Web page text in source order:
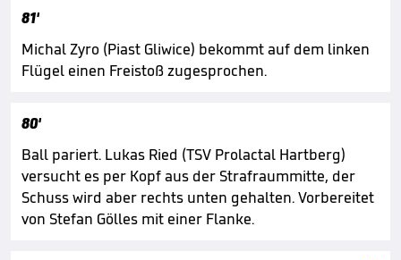
81'
Michal Zyro (Piast Gliwice) bekommt auf dem linken
Flügel einen Freistoß zugesprochen.
80'
Ball pariert. Lukas Ried (TSV Prolactal Hartberg)
versucht es per Kopf aus der Strafraummitte, der
Schuss wird aber rechts unten gehalten. Vorbereitet
von Stefan Gölles mit einer Flanke.